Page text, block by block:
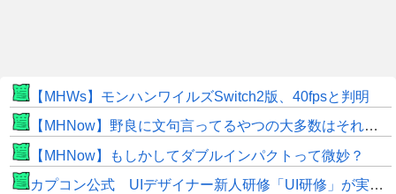
【MHWs】モンハンワイルズSwitch2版、40fpsと判明
【MHNow】野良に文句言ってるやつの大多数はそれしてないだけの雑魚だから聞く耳持つだけムダよ
【MHNow】もしかしてダブルインパクトって微妙？
カプコン公式 UIデザイナー新人研修「UI研修」が実装まで進みました！